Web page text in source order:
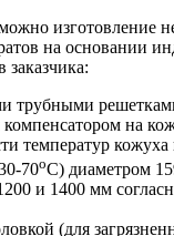
изготовление
на основании
заказчика:
трубными
на
температур
70oС) диаметром
и 1400 мм
(для